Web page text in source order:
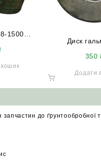
1500
Диск
350
Додати
до ґрунтообробної